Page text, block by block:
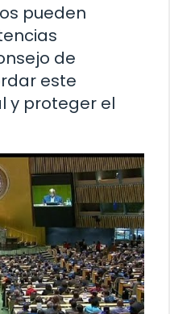
pueden
de
este
y proteger el